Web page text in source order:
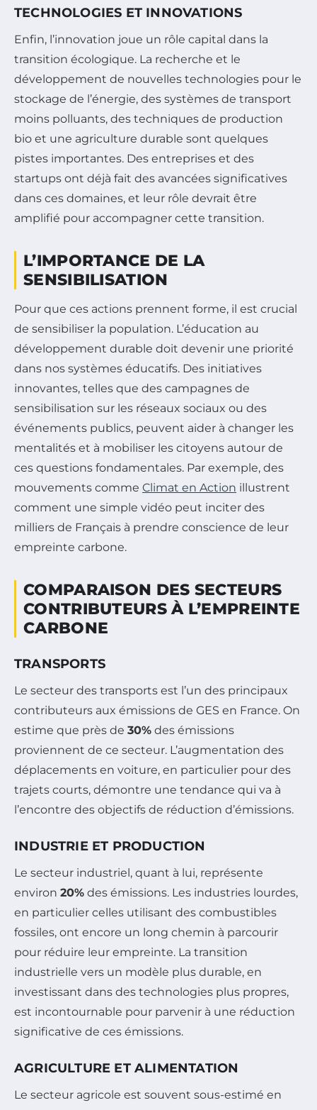
TECHNOLOGIES ET INNOVATIONS
Enfin, l’innovation joue un rôle capital dans la
transition écologique. La recherche et le
développement de nouvelles technologies pour le
stockage de l’énergie, des systèmes de transport
moins polluants, des techniques de production
bio et une agriculture durable sont quelques
pistes importantes. Des entreprises et des
startups ont déjà fait des avancées significatives
dans ces domaines, et leur rôle devrait être
amplifié pour accompagner cette transition.
L’IMPORTANCE DE LA
SENSIBILISATION
Pour que ces actions prennent forme, il est crucial
de sensibiliser la population. L’éducation au
développement durable doit devenir une priorité
dans nos systèmes éducatifs. Des initiatives
innovantes, telles que des campagnes de
sensibilisation sur les réseaux sociaux ou des
événements publics, peuvent aider à changer les
mentalités et à mobiliser les citoyens autour de
ces questions fondamentales. Par exemple, des
mouvements comme Climat en Action illustrent
comment une simple vidéo peut inciter des
milliers de Français à prendre conscience de leur
empreinte carbone.
COMPARAISON DES SECTEURS
CONTRIBUTEURS À L’EMPREINTE
CARBONE
TRANSPORTS
Le secteur des transports est l’un des principaux
contributeurs aux émissions de GES en France. On
estime que près de 30% des émissions
proviennent de ce secteur. L’augmentation des
déplacements en voiture, en particulier pour des
trajets courts, démontre une tendance qui va à
l’encontre des objectifs de réduction d’émissions.
INDUSTRIE ET PRODUCTION
Le secteur industriel, quant à lui, représente
environ 20% des émissions. Les industries lourdes,
en particulier celles utilisant des combustibles
fossiles, ont encore un long chemin à parcourir
pour réduire leur empreinte. La transition
industrielle vers un modèle plus durable, en
investissant dans des technologies plus propres,
est incontournable pour parvenir à une réduction
significative de ces émissions.
AGRICULTURE ET ALIMENTATION
Le secteur agricole est souvent sous-estimé en